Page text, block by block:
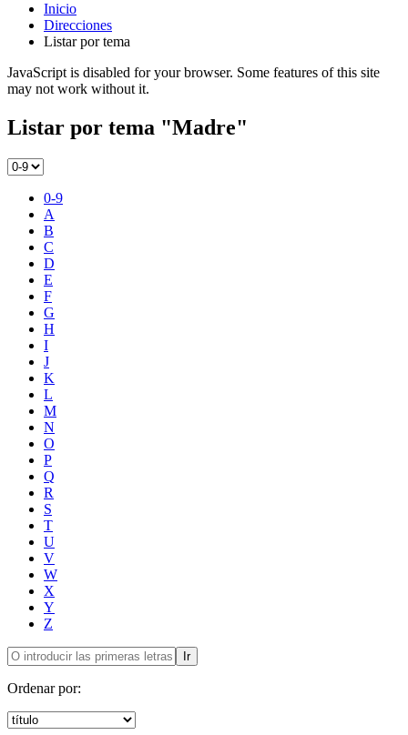
Inicio
Direcciones
Listar por tema
JavaScript is disabled for your browser. Some features of this site
may not work without it.
Listar por tema "Madre"
0-9
A
B
C
D
E
F
G
H
I
J
K
L
M
N
O
P
Q
R
S
T
U
V
W
X
Y
Z
Ir
Ordenar por: